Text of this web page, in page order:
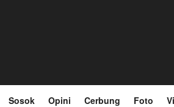
Sosok Opini Cerbung Foto